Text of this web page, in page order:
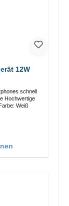
12W
schnell
Farbe: Weiß